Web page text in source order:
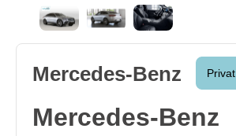
Privat
Mercedes-Benz
Mercedes-Benz